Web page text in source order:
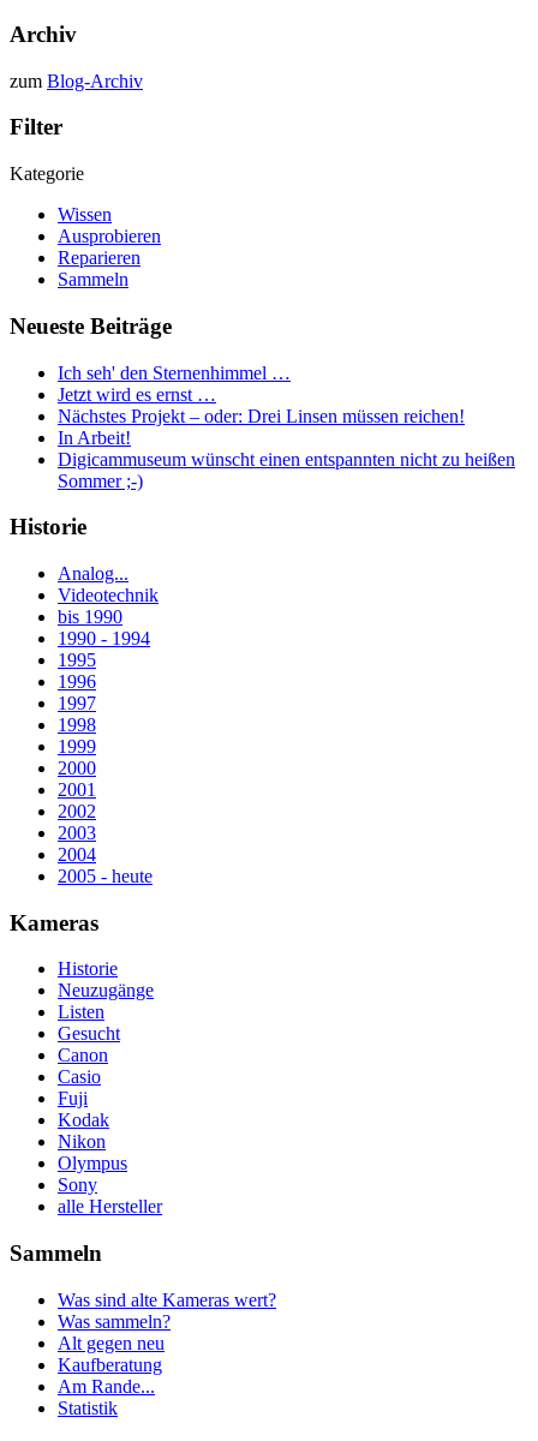
Archiv
zum Blog-Archiv
Filter
Kategorie
Wissen
Ausprobieren
Reparieren
Sammeln
Neueste Beiträge
Ich seh' den Sternenhimmel …
Jetzt wird es ernst …
Nächstes Projekt – oder: Drei Linsen müssen reichen!
In Arbeit!
Digicammuseum wünscht einen entspannten nicht zu heißen
Sommer ;-)
Historie
Analog...
Videotechnik
bis 1990
1990 - 1994
1995
1996
1997
1998
1999
2000
2001
2002
2003
2004
2005 - heute
Kameras
Historie
Neuzugänge
Listen
Gesucht
Canon
Casio
Fuji
Kodak
Nikon
Olympus
Sony
alle Hersteller
Sammeln
Was sind alte Kameras wert?
Was sammeln?
Alt gegen neu
Kaufberatung
Am Rande...
Statistik